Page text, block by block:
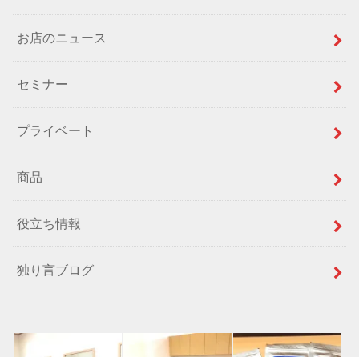
お店のニュース
セミナー
プライベート
商品
役立ち情報
独り言ブログ